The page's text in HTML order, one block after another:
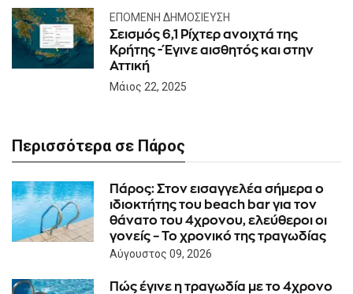
ΕΠΌΜΕΝΗ ΔΗΜΟΣΊΕΥΣΗ
Σεισμός 6,1 Ρίχτερ ανοιχτά της
Κρήτης - Έγινε αισθητός και στην
Αττική
Μάιος 22, 2025
Περισσότερα σε Πάρος
Πάρος: Στον εισαγγελέα σήμερα ο
ιδιοκτήτης του beach bar για τον
θάνατο του 4χρονου, ελεύθεροι οι
γονείς – Το χρονικό της τραγωδίας
Αύγουστος 09, 2026
Πώς έγινε η τραγωδία με το 4χρονο